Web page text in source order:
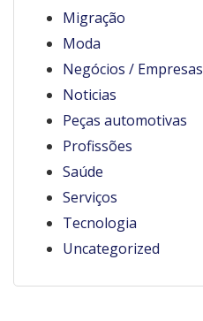
Migração
Moda
Negócios / Empresas
Noticias
Peças automotivas
Profissões
Saúde
Serviços
Tecnologia
Uncategorized